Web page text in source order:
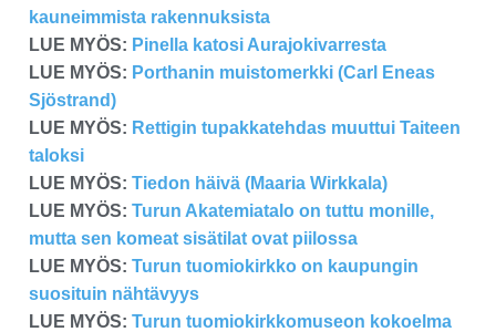
kauneimmista rakennuksista
LUE MYÖS: Pinella katosi Aurajokivarresta
LUE MYÖS: Porthanin muistomerkki (Carl Eneas
Sjöstrand)
LUE MYÖS: Rettigin tupakkatehdas muuttui Taiteen
taloksi
LUE MYÖS: Tiedon häivä (Maaria Wirkkala)
LUE MYÖS: Turun Akatemiatalo on tuttu monille,
mutta sen komeat sisätilat ovat piilossa
LUE MYÖS: Turun tuomiokirkko on kaupungin
suosituin nähtävyys
LUE MYÖS: Turun tuomiokirkkomuseon kokoelma